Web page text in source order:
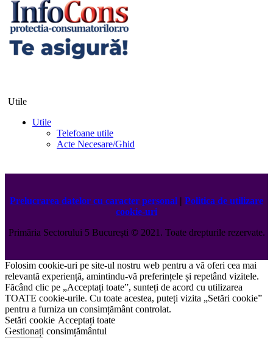
Utile
Utile
Telefoane utile
Acte Necesare/Ghid
Prelucrarea datelor cu caracter personal | Politica de utilizare
cookie-uri
Primăria Sectorului 5 București ©️2021. Toate drepturile rezervate.
Folosim cookie-uri pe site-ul nostru web pentru a vă oferi cea mai
relevantă experiență, amintindu-vă preferințele și repetând vizitele.
Făcând clic pe „Acceptați toate”, sunteți de acord cu utilizarea
TOATE cookie-urile. Cu toate acestea, puteți vizita „Setări cookie”
pentru a furniza un consimțământ controlat.
Setări cookie Acceptați toate
Gestionați consimțământul